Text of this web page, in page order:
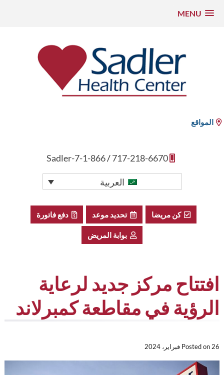
MENU
المواقع
717-218-6670
/
1-866-Sadler-7
العربية
كن مريضا تحديد موعد دفع فاتورة
بوابة المريض
افتتاح مركز جديد لرعاية
الرؤية في مقاطعة كمبرلاند
Posted on 26 فبراير، 2024